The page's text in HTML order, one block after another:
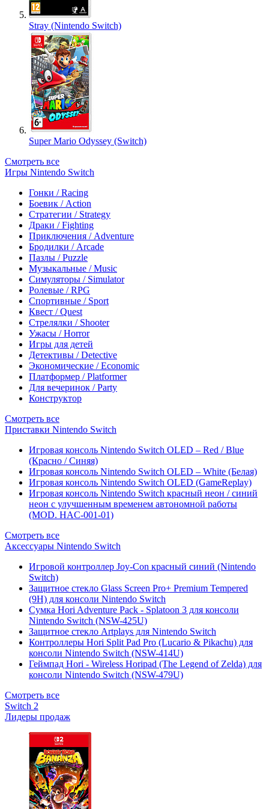
Stray (Nintendo Switch)
Super Mario Odyssey (Switch)
Смотреть все
Игры Nintendo Switch
Гонки / Racing
Боевик / Action
Стратегии / Strategy
Драки / Fighting
Приключения / Adventure
Бродилки / Arcade
Пазлы / Puzzle
Музыкальные / Music
Симуляторы / Simulator
Ролевые / RPG
Спортивные / Sport
Квест / Quest
Стрелялки / Shooter
Ужасы / Horror
Игры для детей
Детективы / Detective
Экономические / Economic
Платформер / Platformer
Для вечеринок / Party
Конструктор
Смотреть все
Приставки Nintendo Switch
Игровая консоль Nintendo Switch OLED – Red / Blue
(Красно / Синяя)
Игровая консоль Nintendo Switch OLED – White (Белая)
Игровая консоль Nintendo Switch OLED (GameReplay)
Игровая консоль Nintendo Switch красный неон / синий
неон с улучшенным временем автономной работы
(MOD. HAC-001-01)
Смотреть все
Аксессуары Nintendo Switch
Игровой контроллер Joy-Con красный синий (Nintendo
Switch)
Защитное стекло Glass Screen Pro+ Premium Tempered
(9H) для консоли Nintendo Switch
Сумка Hori Adventure Pack - Splatoon 3 для консоли
Nintendo Switch (NSW-425U)
Защитное стекло Artplays для Nintendo Switch
Контроллеры Hori Split Pad Pro (Lucario & Pikachu) для
консоли Nintendo Switch (NSW-414U)
Геймпад Hori - Wireless Horipad (The Legend of Zelda) для
консоли Nintendo Switch (NSW-479U)
Смотреть все
Switch 2
Лидеры продаж